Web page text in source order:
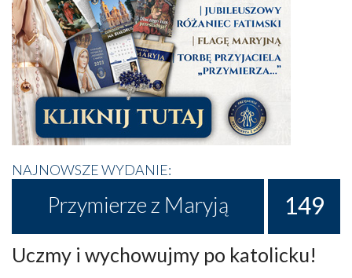
NAJNOWSZE WYDANIE:
Przymierze z Maryją 149
Uczmy i wychowujmy po katolicku!